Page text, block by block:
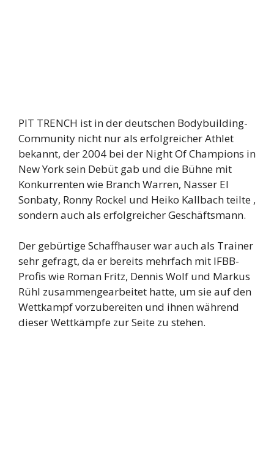
PIT TRENCH ist in der deutschen Bodybuilding-
Community nicht nur als erfolgreicher Athlet
bekannt, der 2004 bei der Night Of Champions in
New York sein Debüt gab und die Bühne mit
Konkurrenten wie Branch Warren, Nasser El
Sonbaty, Ronny Rockel und Heiko Kallbach teilte ,
sondern auch als erfolgreicher Geschäftsmann.
Der gebürtige Schaffhauser war auch als Trainer
sehr gefragt, da er bereits mehrfach mit IFBB-
Profis wie Roman Fritz, Dennis Wolf und Markus
Rühl zusammengearbeitet hatte, um sie auf den
Wettkampf vorzubereiten und ihnen während
dieser Wettkämpfe zur Seite zu stehen.